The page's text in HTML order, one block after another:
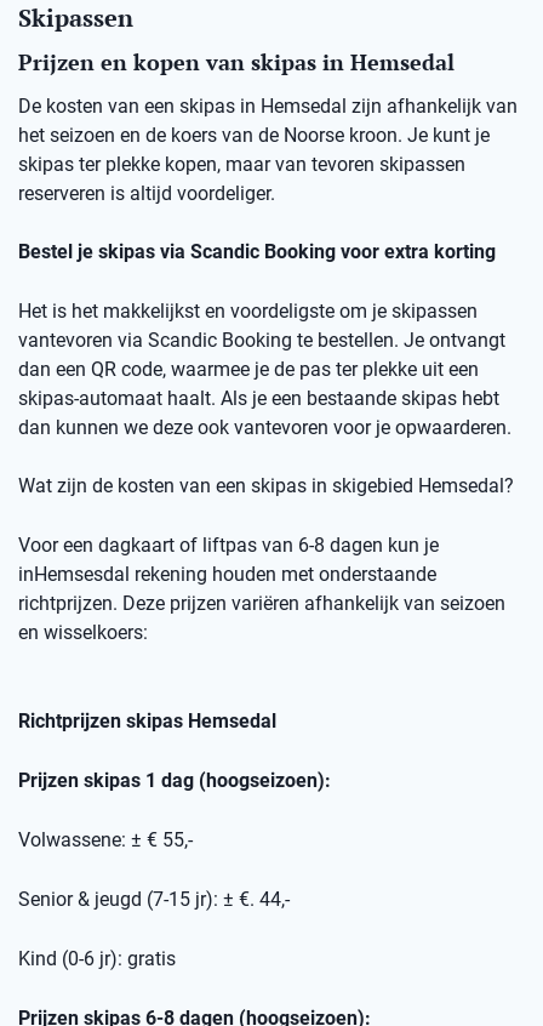
Skipassen
Prijzen en kopen van skipas in Hemsedal
De kosten van een skipas in Hemsedal zijn afhankelijk van
het seizoen en de koers van de Noorse kroon. Je kunt je
skipas ter plekke kopen, maar van tevoren skipassen
reserveren is altijd voordeliger.
Bestel je skipas via Scandic Booking voor extra korting
Het is het makkelijkst en voordeligste om je skipassen
vantevoren via Scandic Booking te bestellen. Je ontvangt
dan een QR code, waarmee je de pas ter plekke uit een
skipas-automaat haalt. Als je een bestaande skipas hebt
dan kunnen we deze ook vantevoren voor je opwaarderen.
Wat zijn de kosten van een skipas in skigebied Hemsedal ?
Voor een dagkaart of liftpas van 6-8 dagen kun je
inHemsesdal rekening houden met onderstaande
richtprijzen. Deze prijzen variëren afhankelijk van seizoen
en wisselkoers:
Richtprijzen skipas Hemsedal
Prijzen skipas 1 dag (hoogseizoen):
Volwassene: ± € 55,-
Senior & jeugd (7-15 jr): ± €. 44,-
Kind (0-6 jr): gratis
Prijzen skipas 6-8 dagen (hoogseizoen):